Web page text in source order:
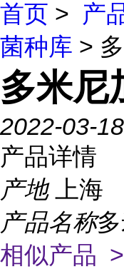
首页 > 产
菌种库 >
多米尼
2022-03-18
产品详情
产地
上海
产品名称
相似产品 >